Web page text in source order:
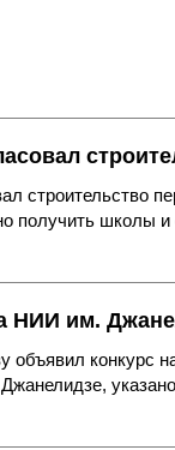
строительство
получить школы и
НИИ им.
объявил
указано